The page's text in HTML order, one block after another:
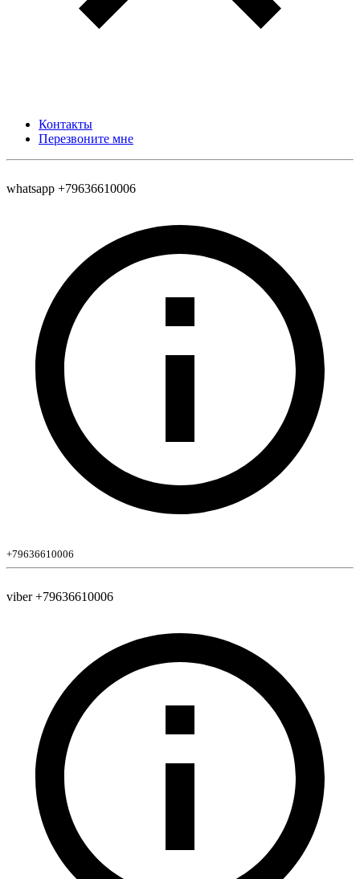
Контакты
Перезвоните мне
whatsapp +79636610006
+79636610006
viber +79636610006